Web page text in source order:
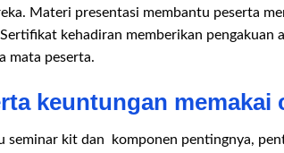
Materi presentasi membantu peserta
kehadiran memberikan
mata peserta.
keuntungan
seminar kit dan komponen pentingnya,